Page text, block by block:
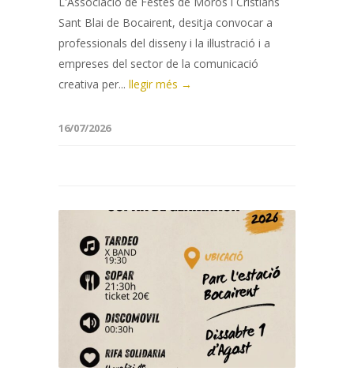
Sant Blai de Bocairent, desitja convocar a
professionals del disseny i la il·lustració i a
empreses del sector de la comunicació
creativa per... llegir més →
16/07/2026